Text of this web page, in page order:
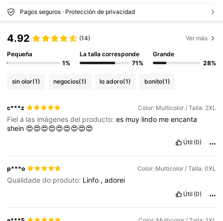
Pagos seguros · Protección de privacidad
4.92 (14) Ver más
Pequeña
1%
La talla corresponde
71%
Grande
28%
sin olor(1) negocios(1) lo adoro(1) bonito(1)
c***z Color: Multicolor / Talla: 2XL
Fiel a las imágenes del producto:es muy lindo meencanta
shein 😍😍😍😍😍😍😍😍😍
Útil (0)
p***o Color: Multicolor / Talla: 0XL
Qualidade do produto: Linfo ,adorei
Útil (0)